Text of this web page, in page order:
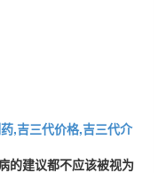
,吉三代价格,吉三代介
的建议都不应该被视为